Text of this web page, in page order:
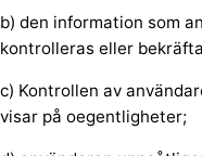
b) den information som
kontrolleras eller
c) Kontrollen av
visar på oegentligheter;